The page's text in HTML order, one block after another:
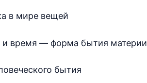
в мире вещей
и время — форма бытия материи
бытия